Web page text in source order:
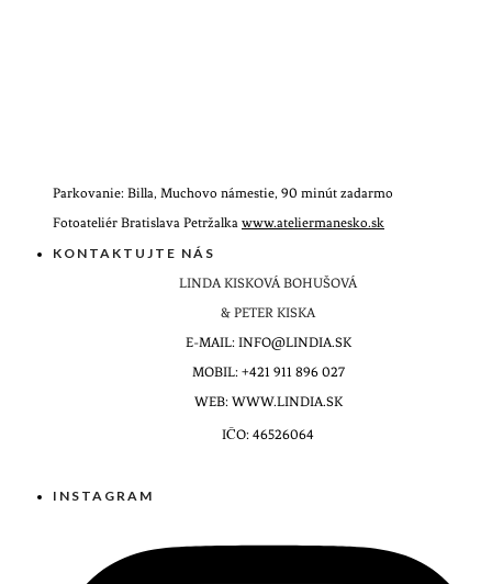
Parkovanie: Billa, Muchovo námestie, 90 minút zadarmo
Fotoateliér Bratislava Petržalka www.ateliermanesko.sk
KONTAKTUJTE NÁS
LINDA KISKOVÁ BOHUŠOVÁ
& PETER KISKA
E-MAIL: INFO@LINDIA.SK
MOBIL: +421 911 896 027
WEB: WWW.LINDIA.SK
IČO: 46526064
INSTAGRAM